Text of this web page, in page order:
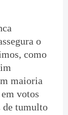
o
como
maioria
votos
de tumulto